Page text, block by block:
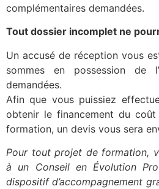
complémentaires demandées.
Tout dossier incomplet ne
Un accusé de réception vous
sommes en possession de
demandées.
Afin que vous puissiez
obtenir le financement du
formation, un devis vous sera
Pour tout projet de formation,
à un Conseil en Évolution
dispositif d’accompagnement